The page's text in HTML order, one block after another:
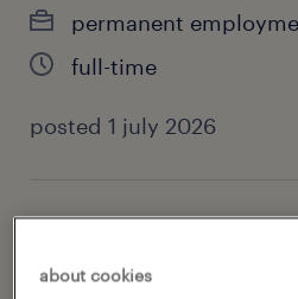
permanent
full-time
posted 1 july 2026
warehouse, production &
about cookies